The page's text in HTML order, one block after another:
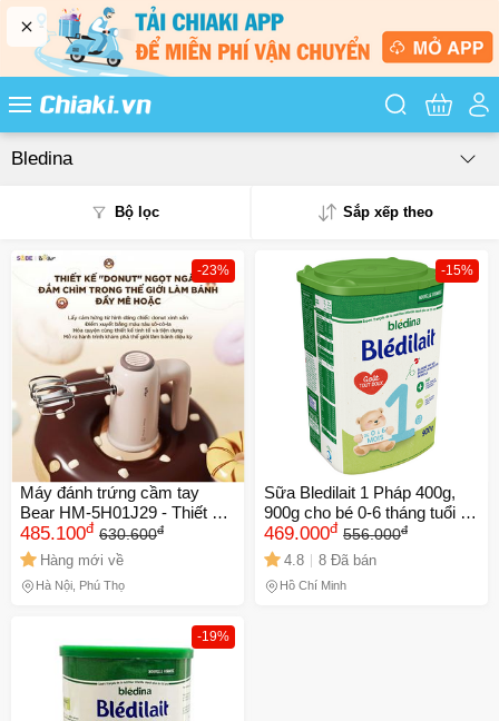
Tìm kiếm
Bledina
Bộ lọc Sắp xếp theo
Phổ biến
Mua nhiều
Mới nhất
Giá từ thấp - cao
Giá từ cao - thấp
-23%
Máy đánh trứng cầm tay
Bear HM-5H01J29 - Thiết bị
nhà bếp tiện lợi, 5 tốc độ,
công suất 125W, que inox
304 bền bỉ, dễ sử dụng cho
mọi đầu bếp
485.100đ 630.600đ
Hàng mới về
Hà Nội, Phú Thọ
-15%
Sữa Bledilait 1 Pháp 400g,
900g cho bé 0-6 tháng tuổi -
Đảm bảo dinh dưỡng, hỗ trợ
phát triển trí não và miễn dịch
cho trẻ sơ sinh
469.000đ 556.000đ
4.8 8 Đã bán
Hồ Chí Minh
-19%